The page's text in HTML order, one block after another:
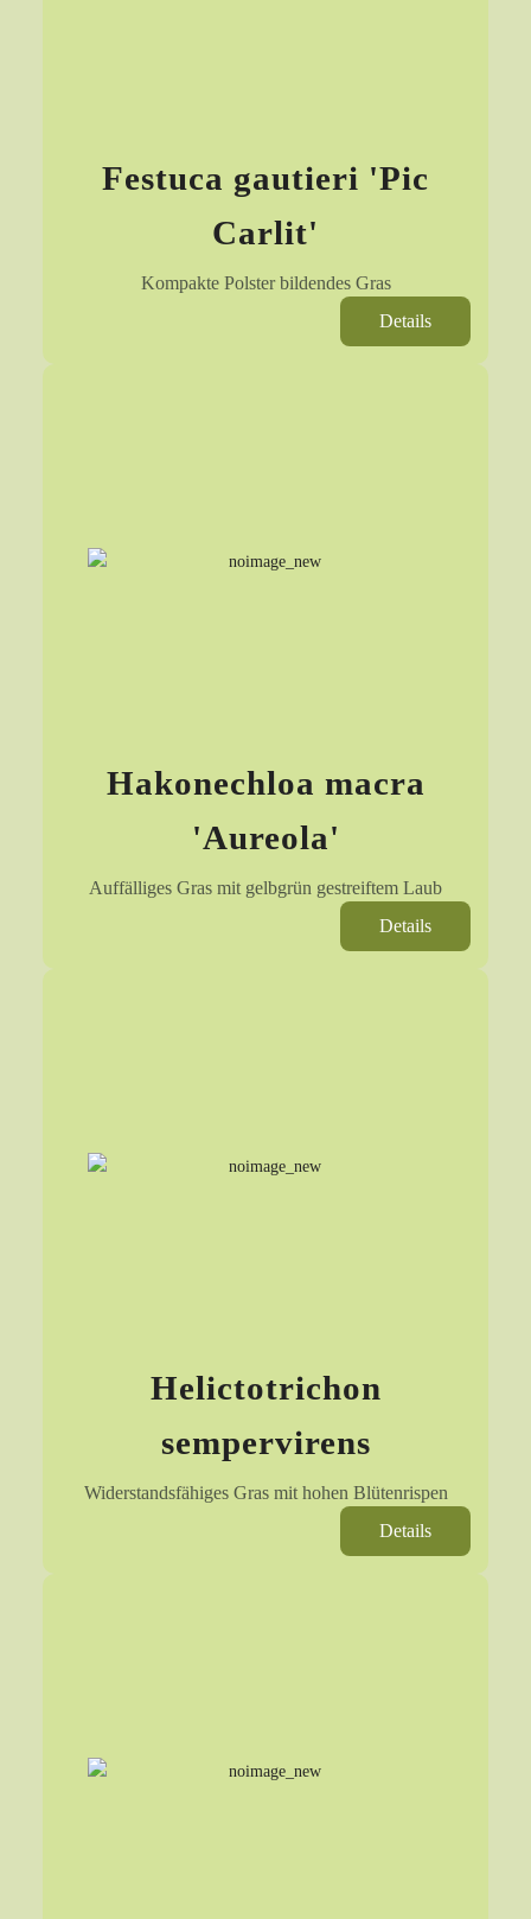
Festuca gautieri 'Pic
Carlit'
Kompakte Polster bildendes Gras
Details
Hakonechloa macra
'Aureola'
Auffälliges Gras mit gelbgrün gestreiftem Laub
Details
Helictotrichon
sempervirens
Widerstandsfähiges Gras mit hohen Blütenrispen
Details